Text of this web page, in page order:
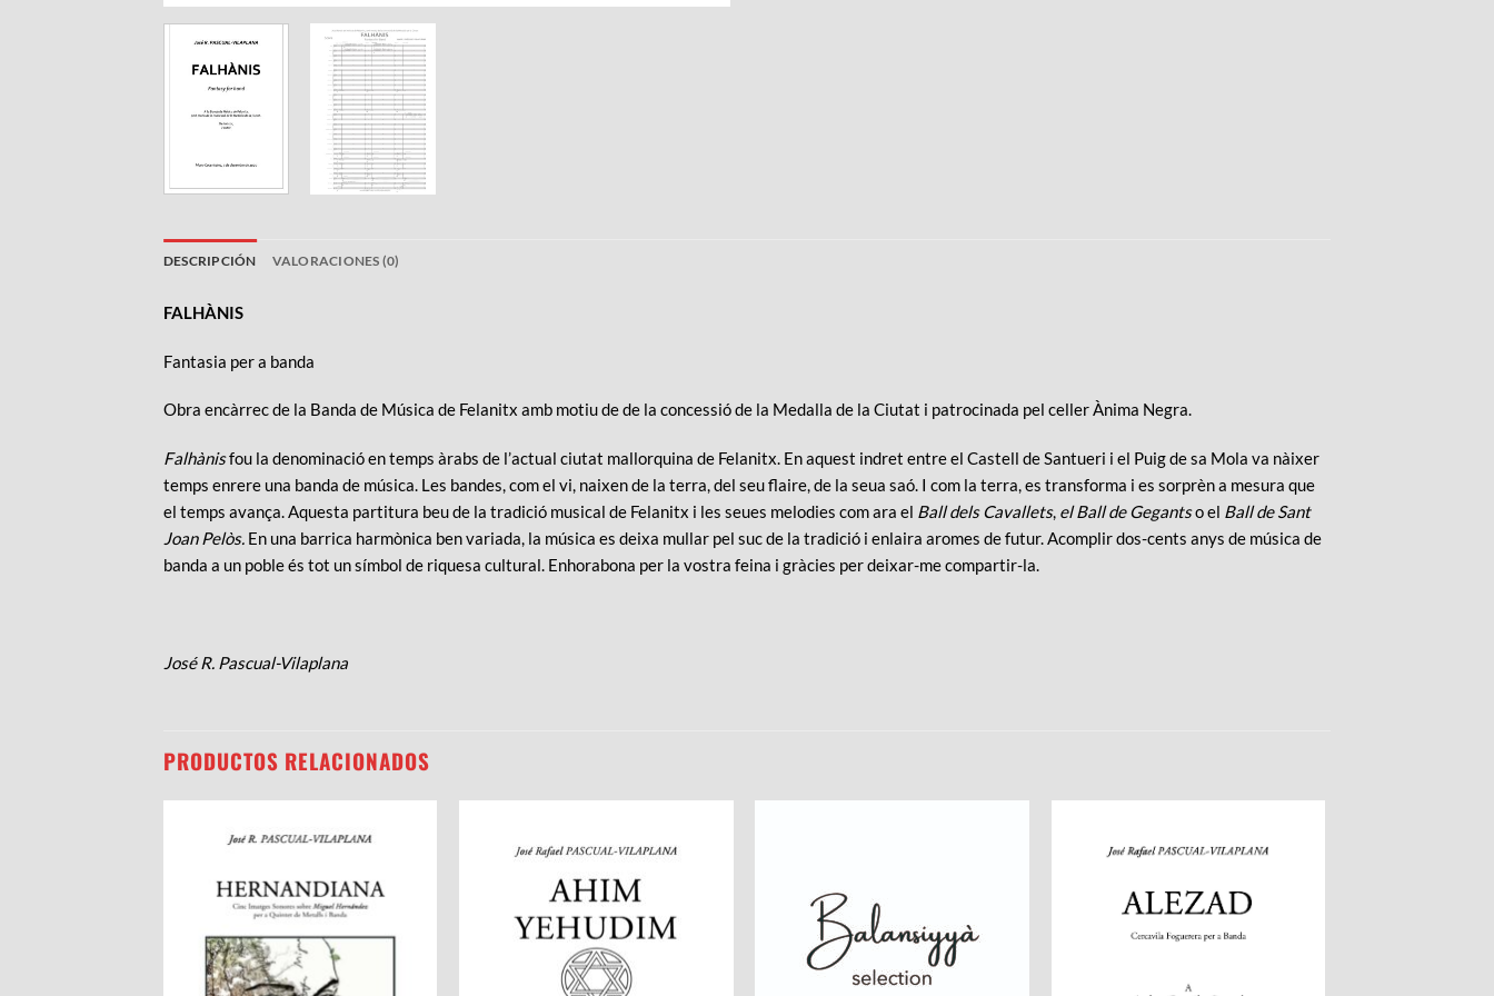
DESCRIPCIÓN VALORACIONES (0)
FALHÀNIS
Fantasia per a banda
Obra encàrrec de la Banda de Música de Felanitx amb motiu de de la concessió de la Medalla de la Ciutat i patrocinada pel celler Ànima Negra.
Falhànisfou la denominació en temps àrabs de l’actual ciutat mallorquina de Felanitx. En aquest indret entre el Castell de Santueri i el Puig de sa Mola va nàixer
temps enrere una banda de música. Les bandes, com el vi, naixen de la terra, del seu flaire, de la seua saó. I com la terra, es transforma i es sorprèn a mesura que
el temps avança. Aquesta partitura beu de la tradició musical de Felanitx i les seues melodies com ara el Ball dels Cavallets, el Ball de Gegantso el Ball de Sant
Joan Pelòs. En una barrica harmònica ben variada, la música es deixa mullar pel suc de la tradició i enlaira aromes de futur. Acomplir dos-cents anys de música de
banda a un poble és tot un símbol de riquesa cultural. Enhorabona per la vostra feina i gràcies per deixar-me compartir-la.
José R. Pascual-Vilaplana
PRODUCTOS RELACIONADOS